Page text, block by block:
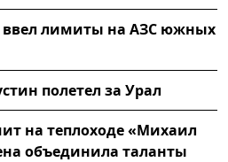
ввел лимиты на АЗС южных
полетел за Урал
на теплоходе «Михаил
объединила таланты